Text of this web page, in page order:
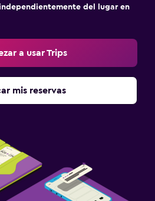
del lugar en
a usar Trips
mis reservas